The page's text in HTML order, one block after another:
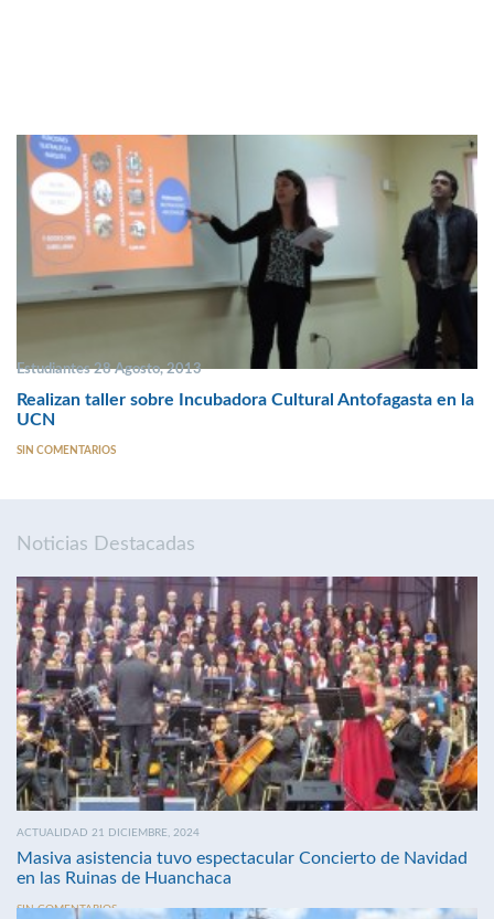
Estudiantes 28 Agosto, 2013
Realizan taller sobre Incubadora Cultural Antofagasta en la
UCN
SIN COMENTARIOS
Noticias Destacadas
ACTUALIDAD 21 DICIEMBRE, 2024
Masiva asistencia tuvo espectacular Concierto de Navidad
en las Ruinas de Huanchaca
SIN COMENTARIOS